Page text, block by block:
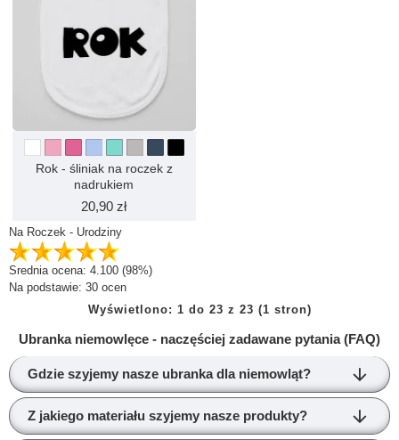
Rok - śliniak na roczek z
nadrukiem
20,90 zł
Na Roczek - Urodziny
Srednia ocena: 4.100 (98%)
Na podstawie: 30 ocen
Wyświetlono: 1 do 23 z 23 (1 stron)
Ubranka niemowlęce - naczęściej zadawane pytania (FAQ)
Gdzie szyjemy nasze ubranka dla niemowląt?
Z jakiego materiału szyjemy nasze produkty?